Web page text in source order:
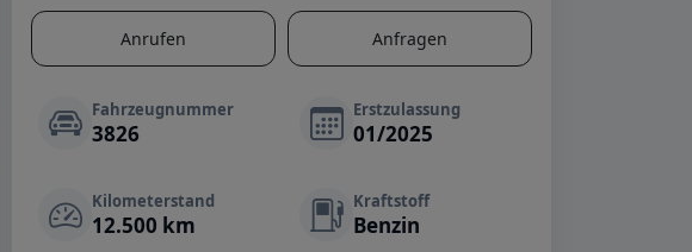
Anrufen Anfragen
Fahrzeugnummer
3826
Erstzulassung
01/2025
Kilometerstand
12.500 km
Kraftstoff
Benzin